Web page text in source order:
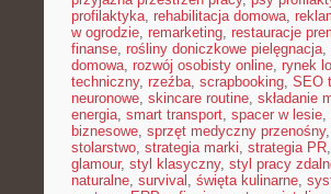
profilaktyka, rehabilitacja domowa,
w ogrodzie, remarketing, restauracje
finanse, rośliny doniczkowe pielęgnacja,
domowa, rozwój osobisty online, rynek
techniczny, rzeźba, scrapbooking, SEO
neuronowe, skincare routine, składanie
energia, smart transport, spacer w lesie,
biznesowe, sprzęt medyczny przenośny,
stolarstwo, strategia marki, strategia PR,
glamour, styl klasyczny, styl pracy
naturalne, survival , święta kulinarne,